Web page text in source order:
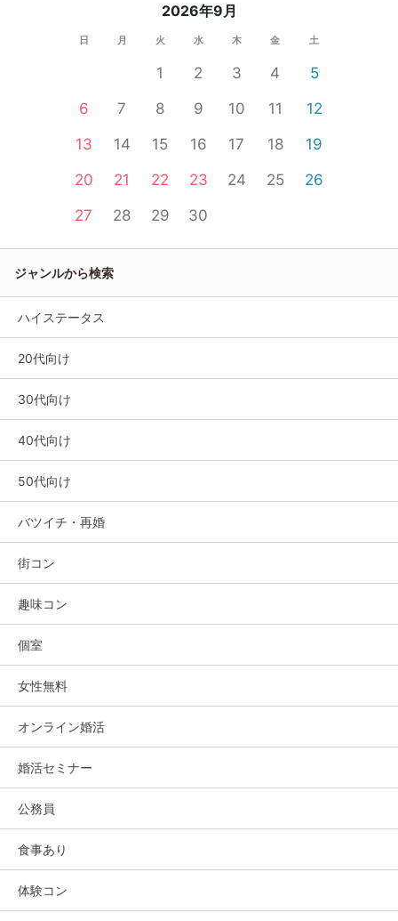
2026年9月
日 月 火 水 木 金 土
1 2 3 4
5
6
7 8 9 10 11
12
13
14 15 16 17 18
19
20
21 22 23 24 25
26
27
28 29 30
ジャンルから検索
ハイステータス
20代向け
30代向け
40代向け
50代向け
バツイチ・再婚
街コン
趣味コン
個室
女性無料
オンライン婚活
婚活セミナー
公務員
食事あり
体験コン